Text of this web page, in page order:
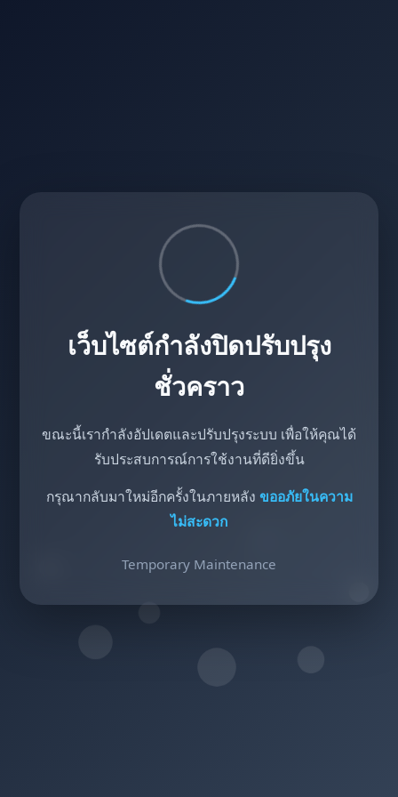
เว็บไซต์กำลังปิดปรับปรุง
ชั่วคราว
ขณะนี้เรากำลังอัปเดตและปรับปรุงระบบ เพื่อให้คุณได้
รับประสบการณ์การใช้งานที่ดียิ่งขึ้น
กรุณากลับมาใหม่อีกครั้งในภายหลัง ขออภัยในความ
ไม่สะดวก
Temporary Maintenance